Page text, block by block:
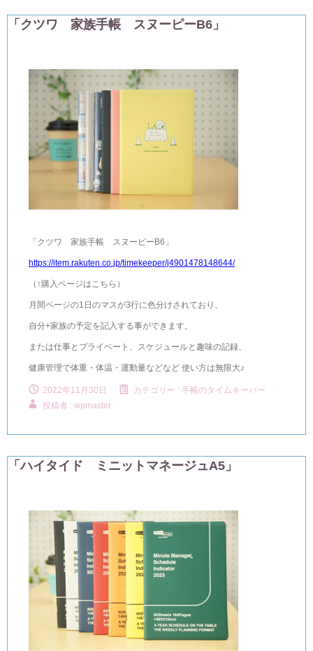
「クツワ 家族手帳 スヌーピーB6」
「クツワ 家族手帳 スヌーピーB6」
https://item.rakuten.co.jp/timekeeper/j4901478148644/
（↑購入ページはこちら）
月間ページの1日のマスが3行に色分けされており、
自分+家族の予定を記入する事ができます。
または仕事とプライベート、スケジュールと趣味の記録、
健康管理で体重・体温・運動量などなど 使い方は無限大♪
2022年11月30日 カテゴリー : 手帳のタイムキーパー
投稿者 : wpmaster
「ハイタイド ミニットマネージュA5」